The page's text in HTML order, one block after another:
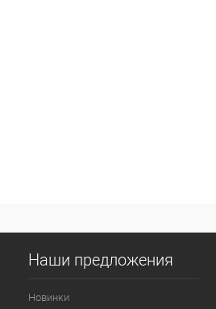
Наши предложения
Новинки